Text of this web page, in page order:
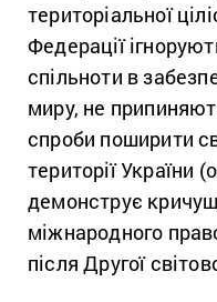
територіальної
Федерації
спільноти в
миру, не
спроби поширити
території України
демонструє
міжнародного
після Другої